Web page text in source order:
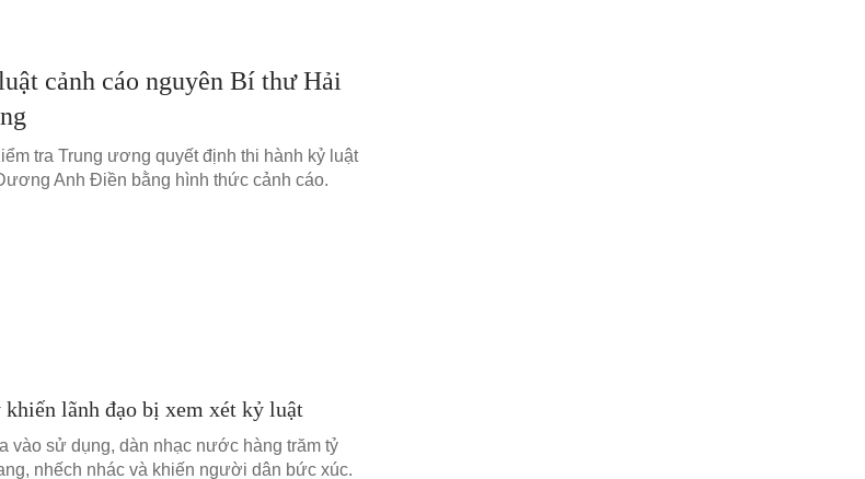
cảnh cáo nguyên Bí thư Hải
tra Trung ương quyết định thi hành kỷ luật
Anh Điền bằng hình thức cảnh cáo.
lãnh đạo bị xem xét kỷ luật
vào sử dụng, dàn nhạc nước hàng trăm tỷ
nhếch nhác và khiến người dân bức xúc.